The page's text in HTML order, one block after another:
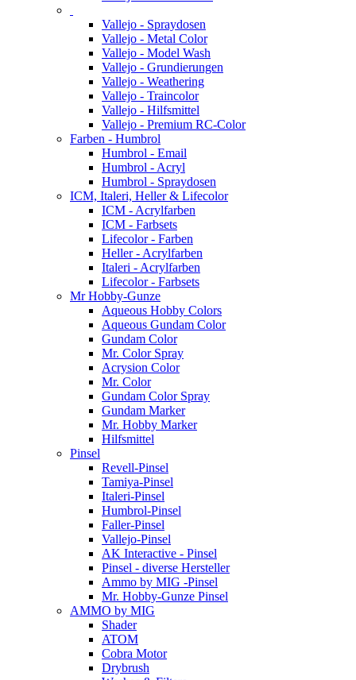
Vallejo - Spraydosen
Vallejo - Metal Color
Vallejo - Model Wash
Vallejo - Grundierungen
Vallejo - Weathering
Vallejo - Traincolor
Vallejo - Hilfsmittel
Vallejo - Premium RC-Color
Farben - Humbrol
Humbrol - Email
Humbrol - Acryl
Humbrol - Spraydosen
ICM, Italeri, Heller & Lifecolor
ICM - Acrylfarben
ICM - Farbsets
Lifecolor - Farben
Heller - Acrylfarben
Italeri - Acrylfarben
Lifecolor - Farbsets
Mr Hobby-Gunze
Aqueous Hobby Colors
Aqueous Gundam Color
Gundam Color
Mr. Color Spray
Acrysion Color
Mr. Color
Gundam Color Spray
Gundam Marker
Mr. Hobby Marker
Hilfsmittel
Pinsel
Revell-Pinsel
Tamiya-Pinsel
Italeri-Pinsel
Humbrol-Pinsel
Faller-Pinsel
Vallejo-Pinsel
AK Interactive - Pinsel
Pinsel - diverse Hersteller
Ammo by MIG -Pinsel
Mr. Hobby-Gunze Pinsel
AMMO by MIG
Shader
ATOM
Cobra Motor
Drybrush